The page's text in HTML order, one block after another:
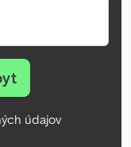
údajov